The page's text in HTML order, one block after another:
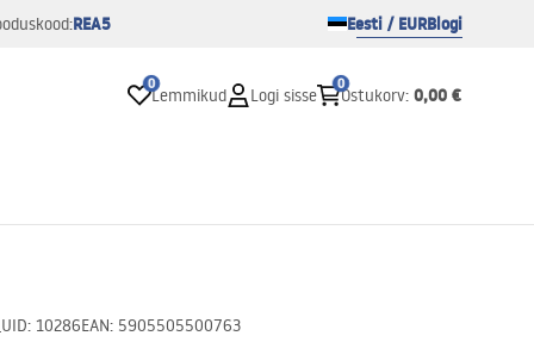
REA5 Eesti / EURBlogi
0
Lemmikud Logi sisse
0
Ostukorv: 0,00 €
ID: 10286EAN: 5905505500763